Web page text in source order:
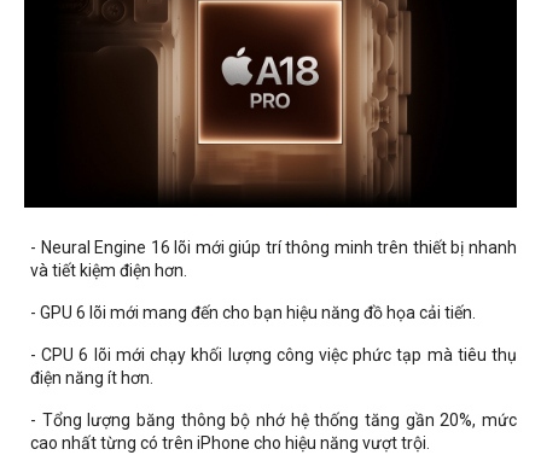
- Neural Engine 16 lõi mới giúp trí thông minh trên thiết bị nhanh
và tiết kiệm điện hơn.
- GPU 6 lõi mới mang đến cho bạn hiệu năng đồ họa cải tiến.
- CPU 6 lõi mới chạy khối lượng công việc phức tạp mà tiêu thụ
điện năng ít hơn.
- Tổng lượng băng thông bộ nhớ hệ thống tăng gần 20%, mức
cao nhất từng có trên iPhone cho hiệu năng vượt trội.